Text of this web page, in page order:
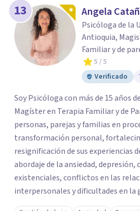
13 Angela
Psicóloga de la
Antioquia,
Familiar y de
5 / 5
Verificado
Soy Psicóloga con más de 15 años
Magíster en Terapia Familiar y de
personas, parejas y familias en
transformación personal,
resignificación de sus experiencias
abordaje de la ansiedad, depresión,
existenciales, conflictos en las
interpersonales y dificultades en
ofreciendo un espacio de escucha,